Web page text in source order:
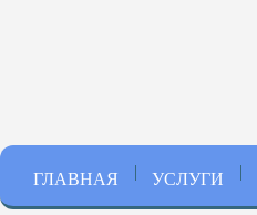
ГЛАВНАЯ УСЛУГИ